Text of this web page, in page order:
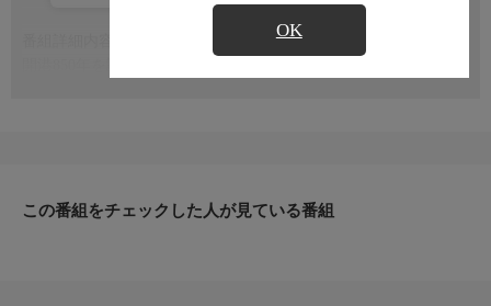
OK
この番組をチェックした人が見ている番組